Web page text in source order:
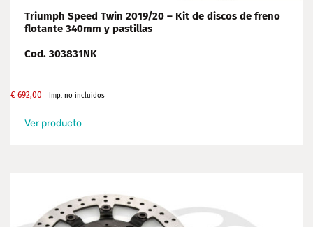
Triumph Speed Twin 2019/20 – Kit de discos de freno
flotante 340mm y pastillas
Cod. 303831NK
€ 692,00 Imp. no incluidos
Ver producto